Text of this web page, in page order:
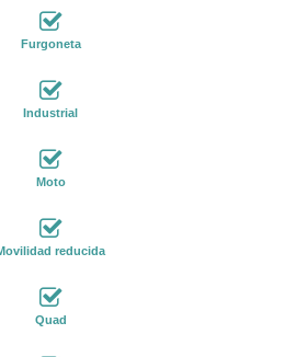
Furgoneta
Industrial
Moto
reducida
Quad